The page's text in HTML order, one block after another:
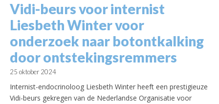
Vidi-beurs voor internist
Liesbeth Winter voor
onderzoek naar botontkalking
door ontstekingsremmers
25 oktober 2024
Internist-endocrinoloog Liesbeth Winter heeft een prestigieuze
Vidi-beurs gekregen van de Nederlandse Organisatie voor